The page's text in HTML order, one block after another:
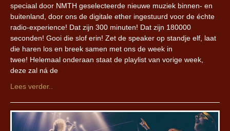
speciaal door NMTH geselecteerde nieuwe muziek binnen- en
buitenland, door ons de digitale ether ingestuurd voor de échte
radio-experience! Dat zijn 300 minuten! Dat zijn 180000
seconden! Gooi die slof erin! Zet de speaker op standje elf, laat
die haren los en breek samen met ons de week in
twee! Helemaal onderaan staat de playlist van vorige week,
deze zal ná de
Lees verder..